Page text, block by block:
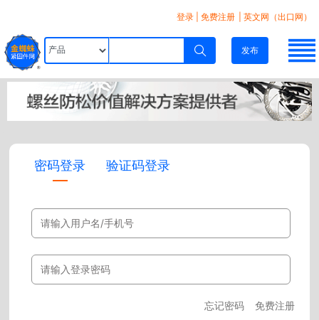
登录 免费注册 | 英文网（出口网）
发布
密码登录 验证码登录
忘记密码 免费注册